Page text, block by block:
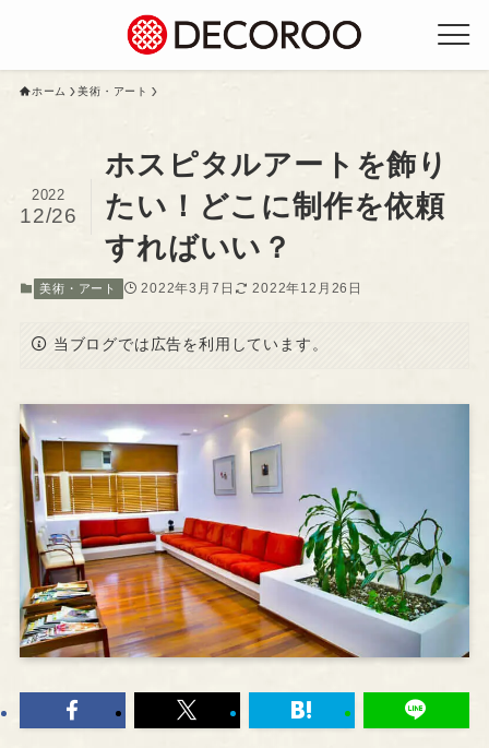
ホーム 美術・アート
ホスピタルアートを飾り
たい！どこに制作を依頼
すればいい？
2022
12/26
美術・アート 2022年3月7日 2022年12月26日
当ブログでは広告を利用しています。